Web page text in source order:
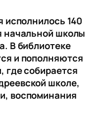
исполнилось 140
начальной школы
В библиотеке
и пополняются
где собирается
школе,
воспоминания